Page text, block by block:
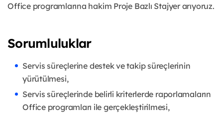
Office programlarına hakim Proje Bazlı Stajyer arıyoruz.
Sorumluluklar
Servis süreçlerine destek ve takip süreçlerinin
yürütülmesi,
Servis süreçlerinde belirli kriterlerde raporlamaların
Office programları ile gerçekleştirilmesi,